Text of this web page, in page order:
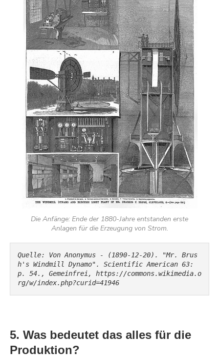
Die Anfänge: Ende der 1880-Jahre entstanden erste
Anlagen für die Erzeugung von Strom.
Quelle: Von Anonymus - (1890-12-20). "Mr. Brus
h's Windmill Dynamo". Scientific American 63:
p. 54., Gemeinfrei, https://commons.wikimedia.o
rg/w/index.php?curid=41946
5. Was bedeutet das alles für die
Produktion?